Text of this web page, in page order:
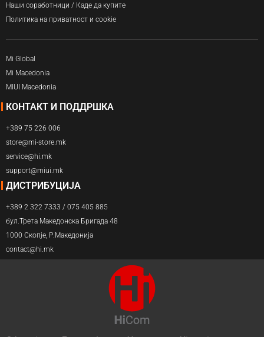
Наши соработници / Каде да купите
Политика на приватност и cookie
Mi Global
Mi Macedonia
MIUI Macedonia
КОНТАКТ И ПОДДРШКА
+389 75 226 006
store@mi-store.mk
service@hi.mk
support@miui.mk
ДИСТРИБУЦИЈА
+389 2 322 7333 / 075 405 885
бул.Трета Македонска Бригада 48
1000 Скопје, Р.Македонија
contact@hi.mk